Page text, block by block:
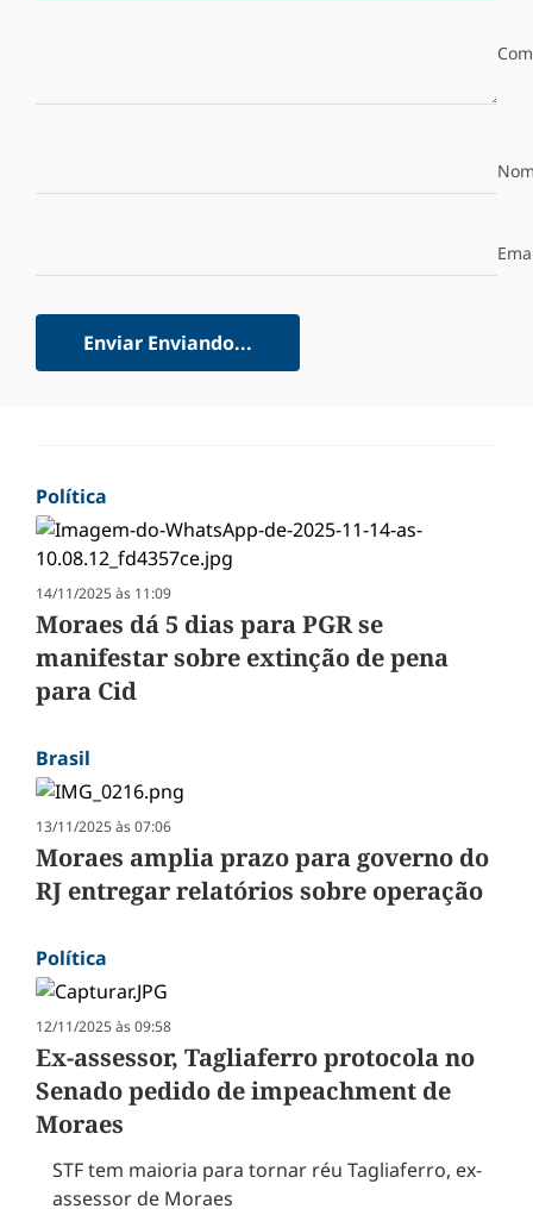
Enviar Enviando...
Política
14/11/2025 às 11:09
Moraes dá 5 dias para PGR se
manifestar sobre extinção de pena
para Cid
Brasil
13/11/2025 às 07:06
Moraes amplia prazo para governo do
RJ entregar relatórios sobre operação
Política
12/11/2025 às 09:58
Ex-assessor, Tagliaferro protocola no
Senado pedido de impeachment de
Moraes
STF tem maioria para tornar réu Tagliaferro, ex-
assessor de Moraes